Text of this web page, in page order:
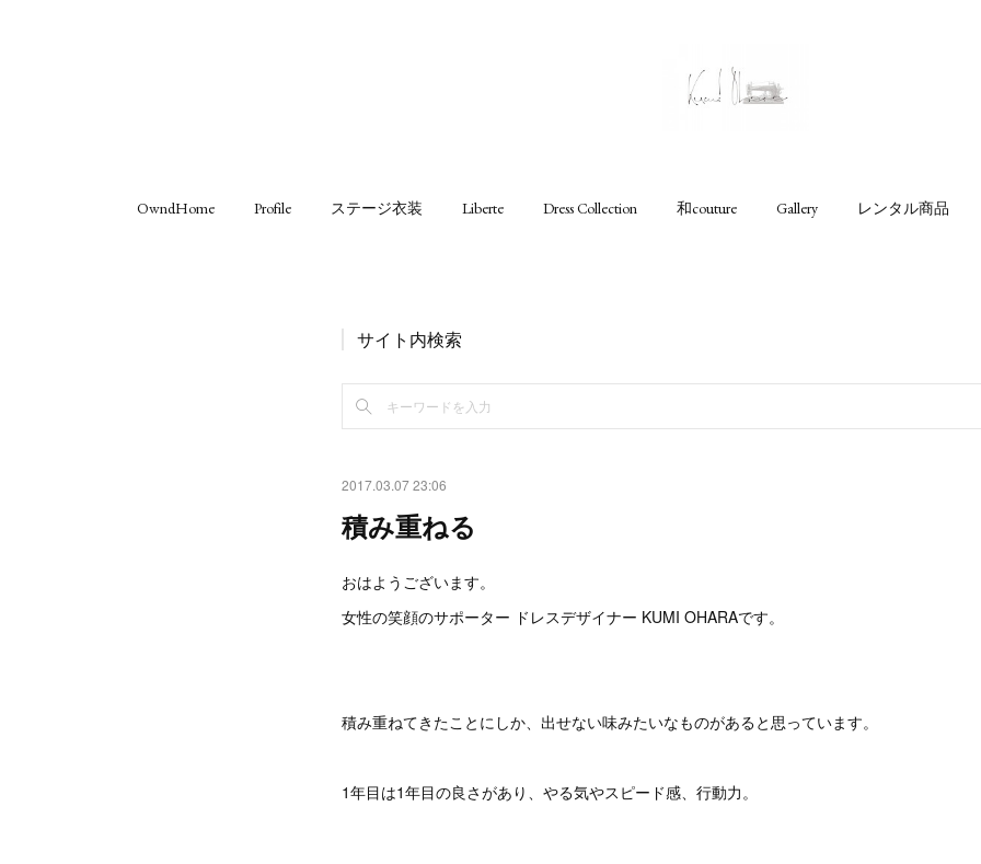
OwndHome Profile ステージ衣装 Liberte Dress Collection 和couture Gallery レンタル商品
サイト内検索
2017.03.07 23:06
積み重ねる
おはようございます。
女性の笑顔のサポーター ドレスデザイナー KUMI OHARAです。
積み重ねてきたことにしか、出せない味みたいなものがあると思っています。
1年目は1年目の良さがあり、やる気やスピード感、行動力。